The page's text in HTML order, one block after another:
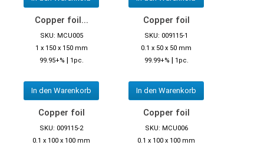
Copper foil...
SKU: MCU005
1 x 150 x 150 mm
99.95+% | 1pc.
In den Warenkorb
Copper foil
SKU: 009115-1
0.1 x 50 x 50 mm
99.99+% | 1pc.
In den Warenkorb
Copper foil
SKU: 009115-2
0.1 x 100 x 100 mm
Copper foil
SKU: MCU006
0.1 x 100 x 100 mm